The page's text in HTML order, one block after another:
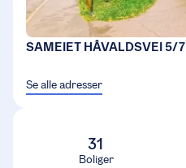
SAMEIET HÅVALDSVEI 5/7
Se alle adresser
31
Boliger